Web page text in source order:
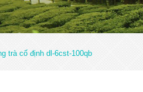
trà cố định dl-6cst-100qb